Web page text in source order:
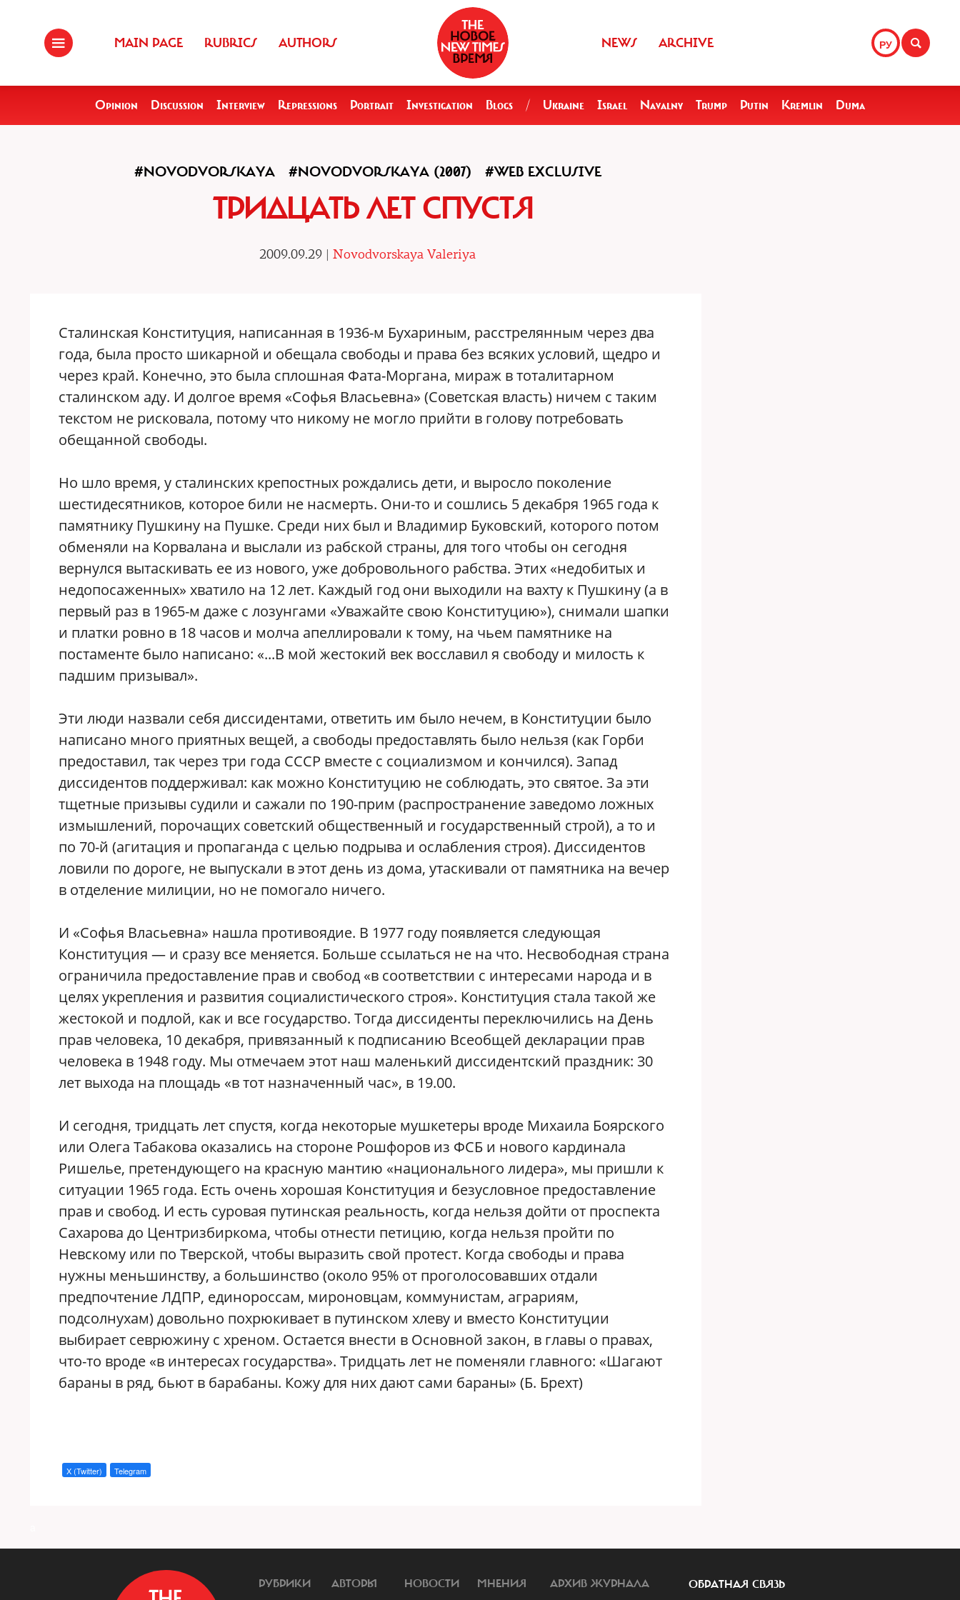
MAIN PAGE RUBRICS AUTHORS РУ
NEWS ARCHIVE
Opinion Discussion Interview Repressions Portrait Investigation Blogs / Ukraine Israel Navalny Trump Putin Kremlin Duma
#NOVODVORSKAYA #NOVODVORSKAYA (2007) #WEB EXCLUSIVE
ТРИДЦАТЬ ЛЕТ СПУСТЯ
2009.09.29 | Novodvorskaya Valeriya
Сталинская Конституция, написанная в 1936-м Бухариным, расстрелянным через два
года, была просто шикарной и обещала свободы и права без всяких условий, щедро и
через край. Конечно, это была сплошная Фата-Моргана, мираж в тоталитарном
сталинском аду. И долгое время «Софья Власьевна» (Cоветская власть) ничем с таким
текстом не рисковала, потому что никому не могло прийти в голову потребовать
обещанной свободы.
Но шло время, у сталинских крепостных рождались дети, и выросло поколение
шестидесятников, которое били не насмерть. Они-то и сошлись 5 декабря 1965 года к
памятнику Пушкину на Пушке. Среди них был и Владимир Буковский, которого потом
обменяли на Корвалана и выслали из рабской страны, для того чтобы он сегодня
вернулся вытаскивать ее из нового, уже добровольного рабства. Этих «недобитых и
недопосаженных» хватило на 12 лет. Каждый год они выходили на вахту к Пушкину (а в
первый раз в 1965-м даже с лозунгами «Уважайте свою Конституцию»), снимали шапки
и платки ровно в 18 часов и молча апеллировали к тому, на чьем памятнике на
постаменте было написано: «...В мой жестокий век восславил я свободу и милость к
падшим призывал».
Эти люди назвали себя диссидентами, ответить им было нечем, в Конституции было
написано много приятных вещей, а свободы предоставлять было нельзя (как Горби
предоставил, так через три года СССР вместе с социализмом и кончился). Запад
диссидентов поддерживал: как можно Конституцию не соблюдать, это святое. За эти
тщетные призывы судили и сажали по 190-прим (распространение заведомо ложных
измышлений, порочащих советский общественный и государственный строй), а то и
по 70-й (агитация и пропаганда с целью подрыва и ослабления строя). Диссидентов
ловили по дороге, не выпускали в этот день из дома, утаскивали от памятника на вечер
в отделение милиции, но не помогало ничего.
И «Софья Власьевна» нашла противоядие. В 1977 году появляется следующая
Конституция — и сразу все меняется. Больше ссылаться не на что. Несвободная страна
ограничила предоставление прав и свобод «в соответствии с интересами народа и в
целях укрепления и развития социалистического строя». Конституция стала такой же
жестокой и подлой, как и все государство. Тогда диссиденты переключились на День
прав человека, 10 декабря, привязанный к подписанию Всеобщей декларации прав
человека в 1948 году. Мы отмечаем этот наш маленький диссидентский праздник: 30
лет выхода на площадь «в тот назначенный час», в 19.00.
И сегодня, тридцать лет спустя, когда некоторые мушкетеры вроде Михаила Боярского
или Олега Табакова оказались на стороне Рошфоров из ФСБ и нового кардинала
Ришелье, претендующего на красную мантию «национального лидера», мы пришли к
ситуации 1965 года. Есть очень хорошая Конституция и безусловное предоставление
прав и свобод. И есть суровая путинская реальность, когда нельзя дойти от проспекта
Сахарова до Центризбиркома, чтобы отнести петицию, когда нельзя пройти по
Невскому или по Тверской, чтобы выразить свой протест. Когда свободы и права
нужны меньшинству, а большинство (около 95% от проголосовавших отдали
предпочтение ЛДПР, единороссам, мироновцам, коммунистам, аграриям,
подсолнухам) довольно похрюкивает в путинском хлеву и вместо Конституции
выбирает севрюжину с хреном. Остается внести в Основной закон, в главы о правах,
что-то вроде «в интересах государства». Тридцать лет не поменяли главного: «Шагают
бараны в ряд, бьют в барабаны. Кожу для них дают сами бараны» (Б. Брехт)
X (Twitter) Telegram
РУБРИКИ АВТОРЫ НОВОСТИ МНЕНИЯ АРХИВ ЖУРНАЛА ОБРАТНАЯ СВЯЗЬ